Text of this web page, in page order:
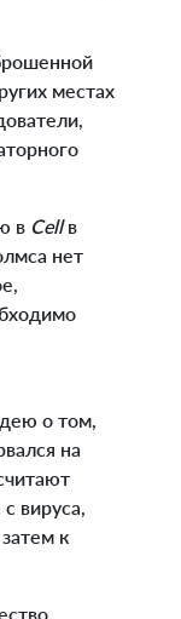
местах
в Cellв
нет
о том,
на
вируса,
к